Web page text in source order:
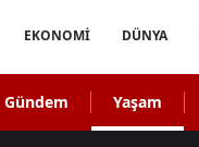
EKONOMİ DÜNYA
Gündem Yaşam